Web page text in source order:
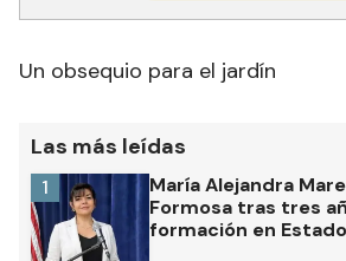
Un obsequio para el jardín
Las más leídas
María Alejandra
Formosa tras tres
formación en
1